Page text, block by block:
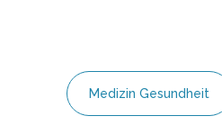
Medizin Gesundheit